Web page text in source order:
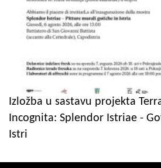
Izložba u sastavu projekta
Incognita: Splendor Istriae -
Istri